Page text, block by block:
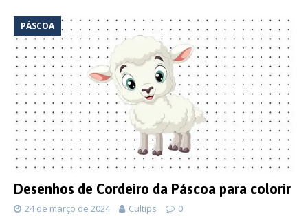
PÁSCOA
Desenhos de Cordeiro da Páscoa para colorir
24 de março de 2024 Cultips 0